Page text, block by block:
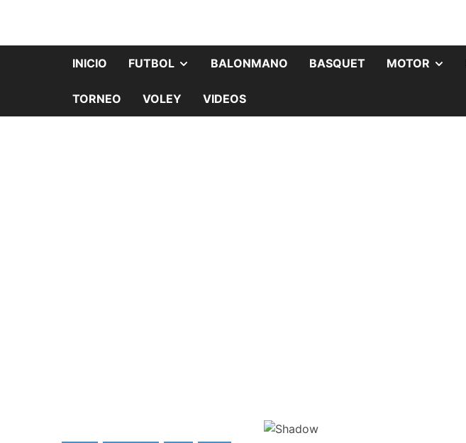
INICIO FUTBOL BALONMANO BASQUET MOTOR
TORNEO VOLEY VIDEOS